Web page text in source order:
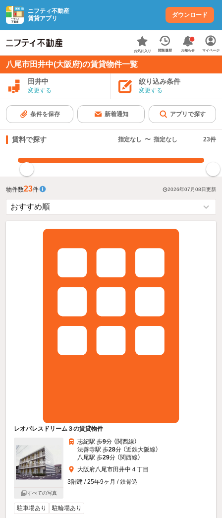
ニフティ不動産
賃貸アプリ
ダウンロード
お気に入り 閲覧履歴 お知らせ マイページ
八尾市田井中(大阪府)の賃貸物件一覧
田井中
変更する
絞り込み条件
変更する
条件を保存 新着通知 アプリで探す
賃料で探す 指定なし 〜 指定なし 23件
物件数23件 2026年07月08日更新
レオパレスドリーム３の賃貸物件
すべての写真
志紀駅 歩9分 （関西線）
法善寺駅 歩28分 （近鉄大阪線）
八尾駅 歩29分 （関西線）
大阪府八尾市田井中４丁目
3階建 / 25年9ヶ月 / 鉄骨造
駐車場あり 駐輪場あり